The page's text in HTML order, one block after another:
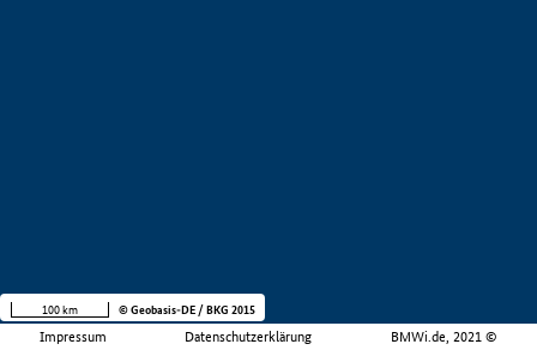
Impressum Datenschutzerklärung BMWi.de, 2021 ©
100 km © Geobasis-DE / BKG 2015